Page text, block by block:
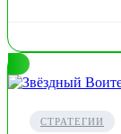
СТРАТЕГИИ